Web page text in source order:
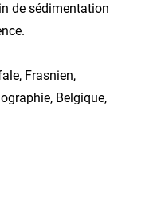
de sédimentation
Frasnien,
Belgique,